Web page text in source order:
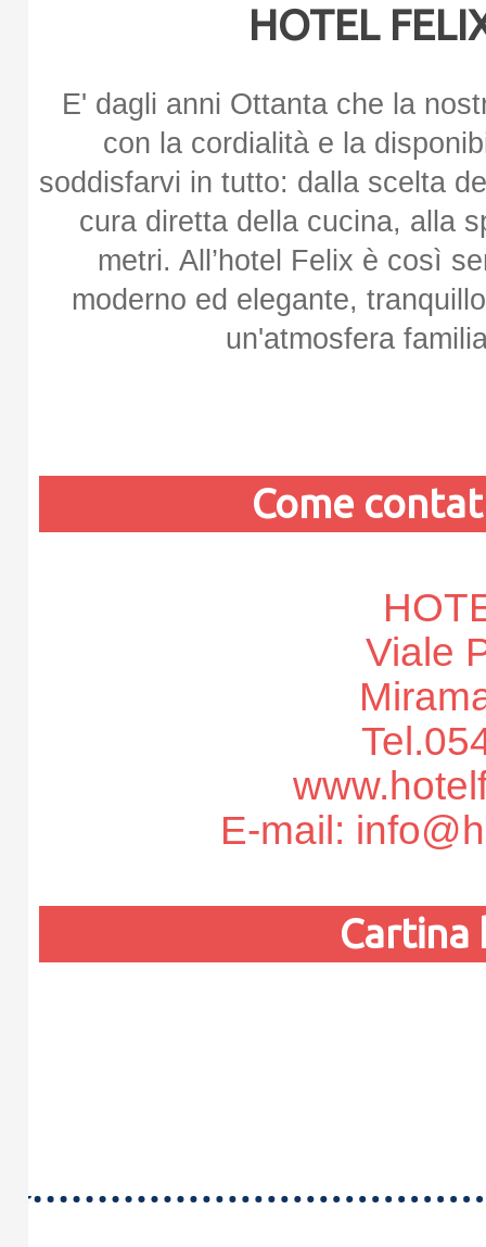
HOTEL
E' dagli anni Ottanta che la
con la cordialità e la
soddisfarvi in tutto: dalla scelta
cura diretta della cucina, alla
metri. All’hotel Felix è così
moderno ed elegante,
un'atmosfera
Come
Viale
E-mail:
Cartina